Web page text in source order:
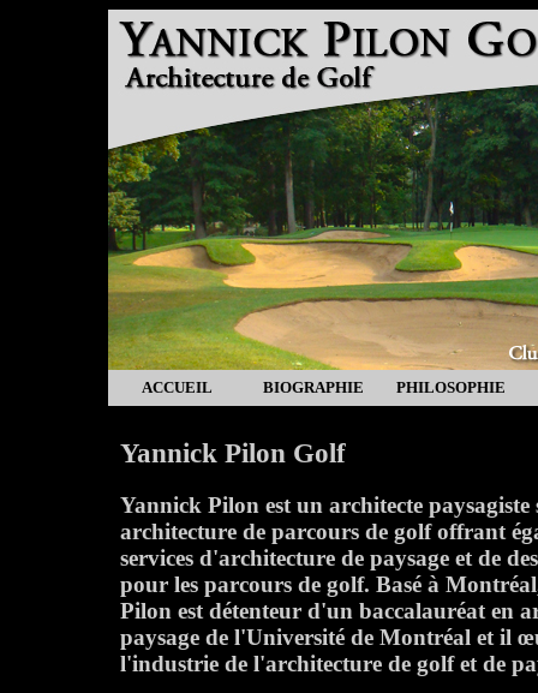
ACCUEIL BIOGRAPHIE PHILOSOPHIE
Yannick Pilon Golf
Yannick Pilon est un architecte paysagiste
architecture de parcours de golf offrant
services d'architecture de paysage et de
pour les parcours de golf. Basé à
Pilon est détenteur d'un baccalauréat en
paysage de l'Université de Montréal et il
l'industrie de l'architecture de golf et de